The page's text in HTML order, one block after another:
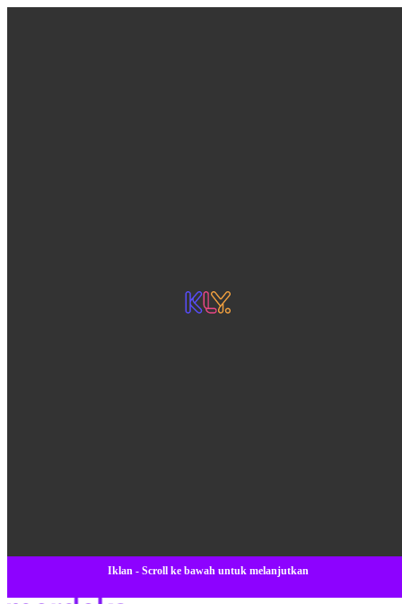
Iklan - Scroll ke bawah untuk melanjutkan